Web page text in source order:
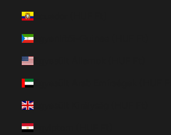
Ecuador (HUF Ft)
Egyenlítői-Guinea (HUF Ft)
Egyesült Államok (HUF Ft)
Egyesült Arab Emírségek (HUF Ft)
Egyesült Királyság (HUF Ft)
Egyiptom (HUF Ft)